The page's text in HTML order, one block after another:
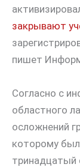
закрывают
пишет
Согласно с
областного
осложнений
которому
тринадцатый